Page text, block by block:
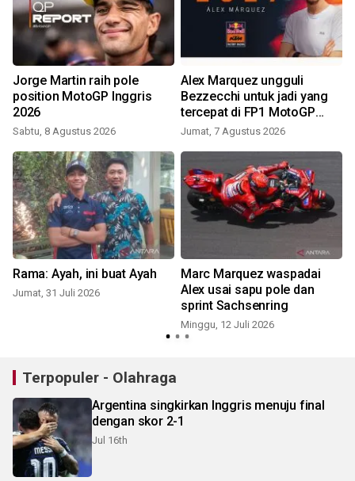
Jorge Martin raih pole
position MotoGP Inggris
2026
Sabtu, 8 Agustus 2026
Alex Marquez ungguli
Bezzecchi untuk jadi yang
tercepat di FP1 MotoGP
Inggris
Jumat, 7 Agustus 2026
Rama: Ayah, ini buat Ayah
Jumat, 31 Juli 2026
Marc Marquez waspadai
Alex usai sapu pole dan
sprint Sachsenring
Minggu, 12 Juli 2026
Terpopuler - Olahraga
Argentina singkirkan Inggris menuju final
dengan skor 2-1
Jul 16th